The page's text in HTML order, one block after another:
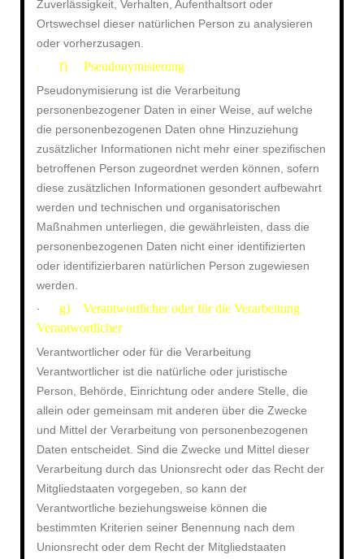
Zuverlässigkeit, Verhalten, Aufenthaltsort oder
Ortswechsel dieser natürlichen Person zu analysieren
oder vorherzusagen.
· f) Pseudonymisierung
Pseudonymisierung ist die Verarbeitung
personenbezogener Daten in einer Weise, auf welche
die personenbezogenen Daten ohne Hinzuziehung
zusätzlicher Informationen nicht mehr einer spezifischen
betroffenen Person zugeordnet werden können, sofern
diese zusätzlichen Informationen gesondert aufbewahrt
werden und technischen und organisatorischen
Maßnahmen unterliegen, die gewährleisten, dass die
personenbezogenen Daten nicht einer identifizierten
oder identifizierbaren natürlichen Person zugewiesen
werden.
·
g) Verantwortlicher oder für die Verarbeitung
Verantwortlicher
Verantwortlicher oder für die Verarbeitung
Verantwortlicher ist die natürliche oder juristische
Person, Behörde, Einrichtung oder andere Stelle, die
allein oder gemeinsam mit anderen über die Zwecke
und Mittel der Verarbeitung von personenbezogenen
Daten entscheidet. Sind die Zwecke und Mittel dieser
Verarbeitung durch das Unionsrecht oder das Recht der
Mitgliedstaaten vorgegeben, so kann der
Verantwortliche beziehungsweise können die
bestimmten Kriterien seiner Benennung nach dem
Unionsrecht oder dem Recht der Mitgliedstaaten